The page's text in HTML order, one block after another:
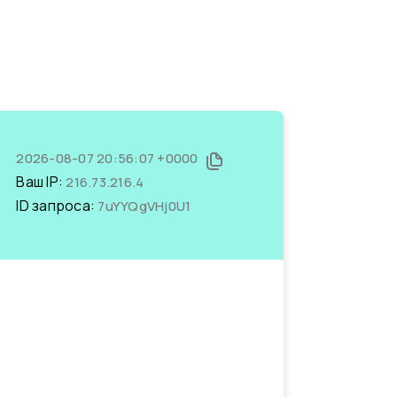
2026-08-07 20:56:07 +0000
Ваш IP:216.73.216.4
ID запроса: 7uYYQgVHj0U1